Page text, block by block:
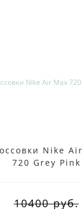
Nike
720 Grey Pink
10400 руб.